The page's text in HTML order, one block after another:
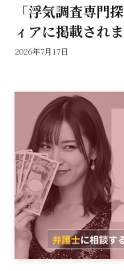
「浮気調査専門
ィアに掲載され
2026年7月17日